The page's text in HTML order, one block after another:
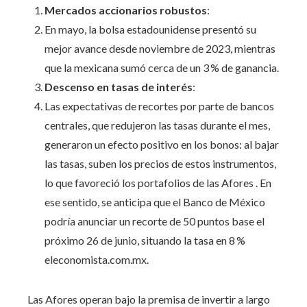
Mercados accionarios robustos:
En mayo, la bolsa estadounidense presentó su
mejor avance desde noviembre de 2023, mientras
que la mexicana sumó cerca de un 3 % de ganancia.
Descenso en tasas de interés:
Las expectativas de recortes por parte de bancos
centrales, que redujeron las tasas durante el mes,
generaron un efecto positivo en los bonos: al bajar
las tasas, suben los precios de estos instrumentos,
lo que favoreció los portafolios de las Afores . En
ese sentido, se anticipa que el Banco de México
podría anunciar un recorte de 50 puntos base el
próximo 26 de junio, situando la tasa en 8 %
eleconomista.com.mx.
Las Afores operan bajo la premisa de invertir a largo